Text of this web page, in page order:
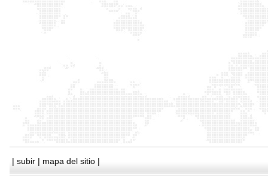
| subir | mapa del sitio |